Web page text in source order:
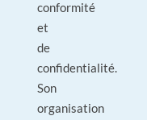
conformité
et
de
confidentialité.
Son
organisation